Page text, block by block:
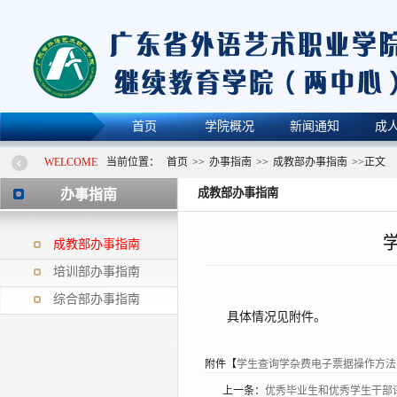
首页 学院概况 新闻通知 成
WELCOME 当前位置： 首页 >> 办事指南 >> 成教部办事指南 >>正文
办事指南
成教部办事指南
培训部办事指南
综合部办事指南
成教部办事指南
具体情况见附件。
附件【学生查询学杂费电子票据操作方法
上一条： 优秀毕业生和优秀学生干部